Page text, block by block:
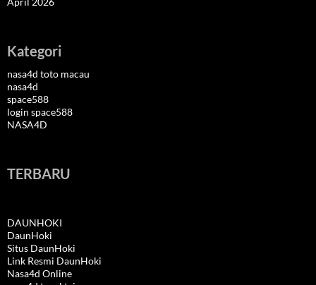
Kategori
nasa4d toto macau
nasa4d
space588
login space588
NASA4D
TERBARU
DAUNHOKI
DaunHoki
Situs DaunHoki
Link Resmi DaunHoki
Nasa4d Online